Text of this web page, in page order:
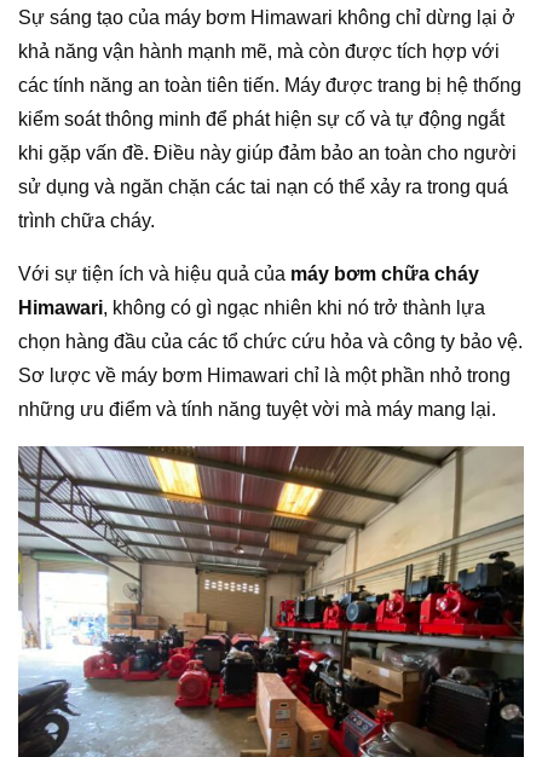
Sự sáng tạo của máy bơm Himawari không chỉ dừng lại ở
khả năng vận hành mạnh mẽ, mà còn được tích hợp với
các tính năng an toàn tiên tiến. Máy được trang bị hệ thống
kiểm soát thông minh để phát hiện sự cố và tự động ngắt
khi gặp vấn đề. Điều này giúp đảm bảo an toàn cho người
sử dụng và ngăn chặn các tai nạn có thể xảy ra trong quá
trình chữa cháy.
Với sự tiện ích và hiệu quả của máy bơm chữa cháy
Himawari, không có gì ngạc nhiên khi nó trở thành lựa
chọn hàng đầu của các tổ chức cứu hỏa và công ty bảo vệ.
Sơ lược về máy bơm Himawari chỉ là một phần nhỏ trong
những ưu điểm và tính năng tuyệt vời mà máy mang lại.